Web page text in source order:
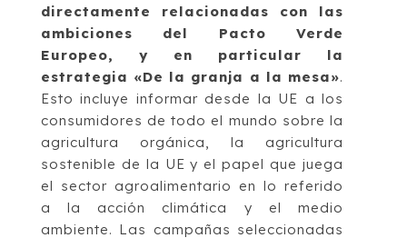
directamente relacionadas con las
ambiciones del Pacto Verde
Europeo, y en particular la
estrategia «De la granja a la mesa».
Esto incluye informar desde la UE a los
consumidores de todo el mundo sobre la
agricultura orgánica, la agricultura
sostenible de la UE y el papel que juega
el sector agroalimentario en lo referido
a la acción climática y el medio
ambiente. Las campañas seleccionadas